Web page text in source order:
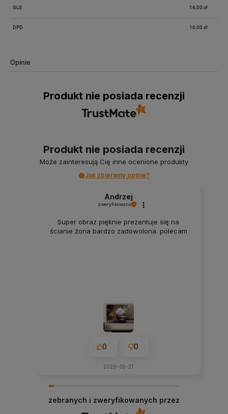
GLS 16,00 zł
DPD 16,00 zł
Opinie
Produkt nie posiada recenzji
Produkt nie posiada recenzji
Może zainteresują Cię inne ocenione produkty
Jak zbieramy opinie?
Andrzej
zweryfikowano
Super obraz pięknie prezentuje się na
ścianie żona bardzo zadowolona. polecam
0 0
2026-05-21
zebranych i zweryfikowanych przez